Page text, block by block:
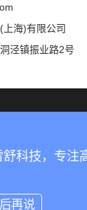
海)有限公司
泾镇振业路2号
科技，专注
再说